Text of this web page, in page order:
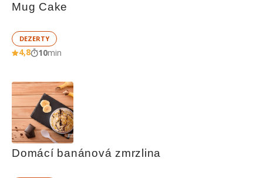
Mug Cake
DEZERTY
4,8 10min
Domácí banánová zmrzlina